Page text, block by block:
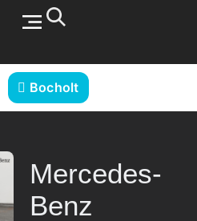
Bocholt
Mercedes-
Benz